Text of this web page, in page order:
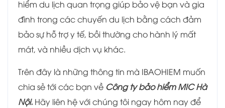
hiểm du lịch quan trọng giúp bảo vệ bạn và gia
đình trong các chuyến du lịch bằng cách đảm
bảo sự hỗ trợ y tế, bồi thường cho hành lý mất
mát, và nhiều dịch vụ khác.
Trên đây là những thông tin mà IBAOHIEM muốn
chia sẻ tới các bạn về Công ty bảo hiểm MIC Hà
Nội. Hãy liên hệ với chúng tôi ngay hôm nay để